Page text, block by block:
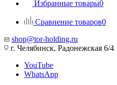
Избранные товары0
Сравнение товаров0
shop@tor-holding.ru
г. Челябинск, Радонежская 6/4
YouTube
WhatsApp